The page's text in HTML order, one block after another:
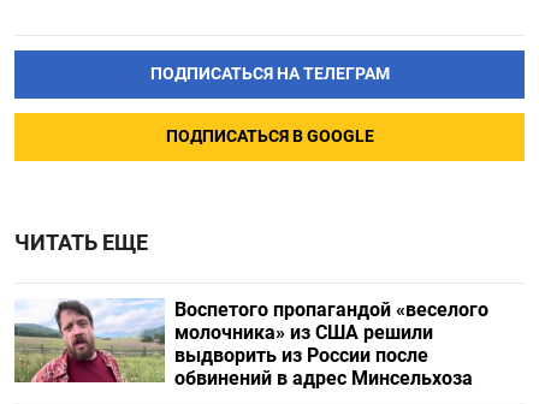
ПОДПИСАТЬСЯ НА ТЕЛЕГРАМ
ПОДПИСАТЬСЯ В GOOGLE
ЧИТАТЬ ЕЩЕ
Воспетого пропагандой «веселого
молочника» из США решили
выдворить из России после
обвинений в адрес Минсельхоза